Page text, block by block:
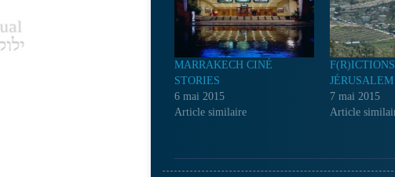
MARRAKECH CINÉ
STORIES
6 mai 2015
Article similaire
JÉRUSALEM
7 mai 2015
Article